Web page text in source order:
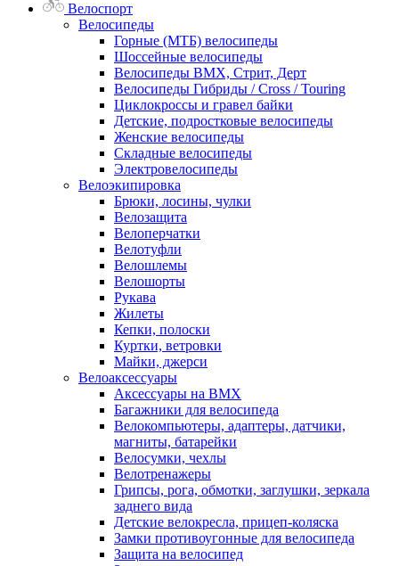
Велоспорт
Велосипеды
Горные (МТБ) велосипеды
Шоссейные велосипеды
Велосипеды BMX, Стрит, Дерт
Велосипеды Гибриды / Cross / Touring
Циклокроссы и гравел байки
Детские, подростковые велосипеды
Женские велосипеды
Складные велосипеды
Электровелосипеды
Велоэкипировка
Брюки, лосины, чулки
Велозащита
Велоперчатки
Велотуфли
Велошлемы
Велошорты
Рукава
Жилеты
Кепки, полоски
Куртки, ветровки
Майки, джерси
Велоаксессуары
Аксессуары на BMX
Багажники для велосипеда
Велокомпьютеры, адаптеры, датчики,
магниты, батарейки
Велосумки, чехлы
Велотренажеры
Грипсы, рога, обмотки, заглушки, зеркала
заднего вида
Детские велокресла, прицеп-коляска
Замки противоугонные для велосипеда
Защита на велосипед